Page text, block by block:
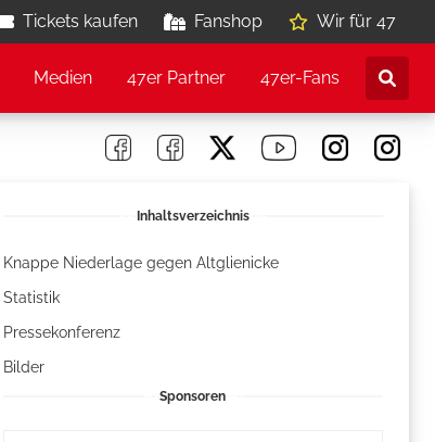
Tickets kaufen Fanshop Wir für 47
Medien 47er Partner 47er-Fans
Inhaltsverzeichnis
Knappe Niederlage gegen Altglienicke
Statistik
Pressekonferenz
Bilder
Sponsoren